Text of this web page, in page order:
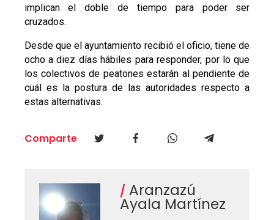
implican el doble de tiempo para poder ser
cruzados.
Desde que el ayuntamiento recibió el oficio, tiene de
ocho a diez días hábiles para responder, por lo que
los colectivos de peatones estarán al pendiente de
cuál es la postura de las autoridades respecto a
estas alternativas.
Comparte
Aranzazú
Ayala Martínez